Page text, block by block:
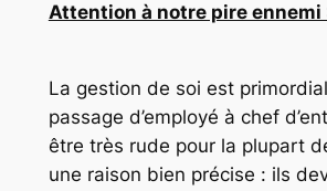
Attention à notre pire ennemi
La gestion de soi est
passage d’employé à chef
être très rude pour la plupart
une raison bien précise : ils